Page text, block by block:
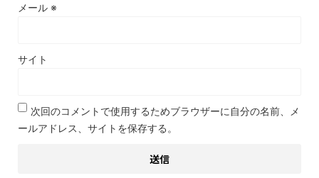
メール ※
サイト
次回のコメントで使用するためブラウザーに自分の名前、メ
ールアドレス、サイトを保存する。